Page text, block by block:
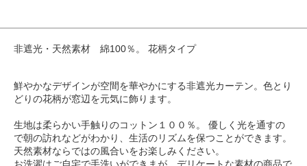
非遮光・天然素材 綿100％。 花柄タイプ
鮮やかなデザインが空間を華やかにする非遮光カーテン。色とり
どりの花柄が窓辺を元気に飾ります。
生地は柔らかい手触りのコットン１００％。 優しく光を通すの
で朝の訪れなどがわかり、生活のリズムを保つことができます。
天然素材ならではの風合いをお楽しみください。